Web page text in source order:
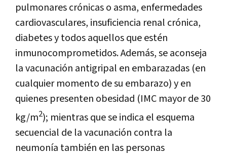
pulmonares crónicas o asma, enfermedades
cardiovasculares, insuficiencia renal crónica,
diabetes y todos aquellos que estén
inmunocomprometidos. Además, se aconseja
la vacunación antigripal en embarazadas (en
cualquier momento de su embarazo) y en
quienes presenten obesidad (IMC mayor de 30
kg/m2); mientras que se indica el esquema
secuencial de la vacunación contra la
neumonía también en las personas